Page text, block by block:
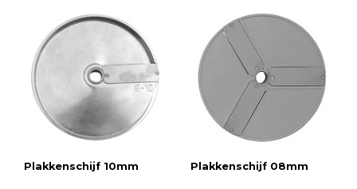
Plakkenschijf 10mm Plakkenschijf 08mm